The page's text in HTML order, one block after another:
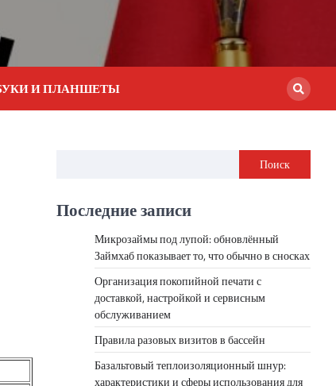
И ПЛАНШЕТЫ
Поиск
Последние записи
Микрозаймы под лупой: обновлённый
Займхаб показывает то, что обычно в сносках
Организация покопийной печати с
доставкой, настройкой и сервисным
обслуживанием
Правила разовых визитов в бассейн
Базальтовый теплоизоляционный шнур:
характеристики и сферы использования для